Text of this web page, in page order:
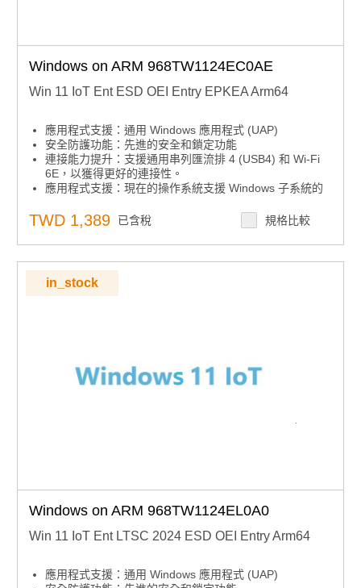
Windows on ARM 968TW1124EC0AE
Win 11 IoT Ent ESD OEI Entry EPKEA Arm64
應用程式支援：通用 Windows 應用程式 (UAP)
安全防護功能：先進的安全和鎖定功能
連接能力提升：支援通用串列匯流排 4 (USB4) 和 Wi-Fi
6E，以獲得更好的連接性。
應用程式支援：現在的操作系統支援 Windows 子系統的
TWD 1,389 已含稅 規格比較
in_stock
Windows on ARM 968TW1124EL0A0
Win 11 IoT Ent LTSC 2024 ESD OEI Entry Arm64
應用程式支援：通用 Windows 應用程式 (UAP)